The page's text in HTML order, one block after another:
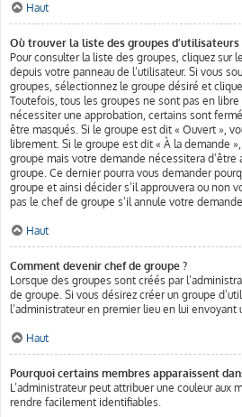
Haut
Où trouver la liste des groupes
Pour consulter la liste des groupes, cliquez sur
depuis votre panneau de l’utilisateur. Si vous
groupes, sélectionnez le groupe désiré et
Toutefois, tous les groupes ne sont pas en
nécessiter une approbation, certains sont
être masqués. Si le groupe est dit « Ouvert »,
librement. Si le groupe est dit « À la demande
groupe mais votre demande nécessitera d’être
groupe. Ce dernier pourra vous demander
groupe et ainsi décider s’il approuvera ou non
pas le chef de groupe s’il annule votre
Haut
Comment devenir chef de groupe ?
Lorsque des groupes sont créés par
de groupe. Si vous désirez créer un groupe
l’administrateur en premier lieu en lui envoyant
Haut
Pourquoi certains membres apparaissent
L’administrateur peut attribuer une couleur aux
rendre facilement identifiables.